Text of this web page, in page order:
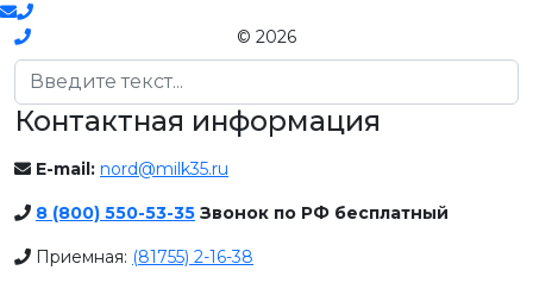
© 2026
Поиск
Контактная информация
E-mail: nord@milk35.ru
8 (800) 550-53-35 Звонок по РФ бесплатный
Приемная: (81755) 2-16-38